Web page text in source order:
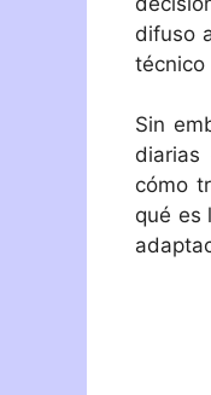
difuso
técnico
Sin
diarias
cómo
qué es